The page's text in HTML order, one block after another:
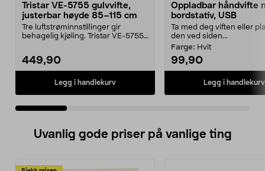
Tristar VE-5755 gulvvifte,
justerbar høyde 85–115 cm
Tre luftstrøminnstillinger gir
behagelig kjøling. Tristar VE-5755
449,90
Legg i handlekurv
Oppladbar håndvifte
bordstativ, USB
Ta med deg viften eller
den ved siden...
Farge: Hvit
99,90
Legg i handlekurv
Uvanlig gode priser på vanlige ting